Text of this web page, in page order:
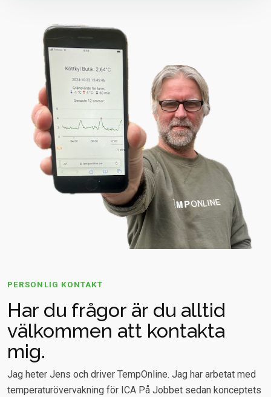
PERSONLIG KONTAKT
Har du frågor är du alltid
välkommen att kontakta
mig.
Jag heter Jens och driver TempOnline. Jag har arbetat med
temperaturövervakning för ICA På Jobbet sedan konceptets